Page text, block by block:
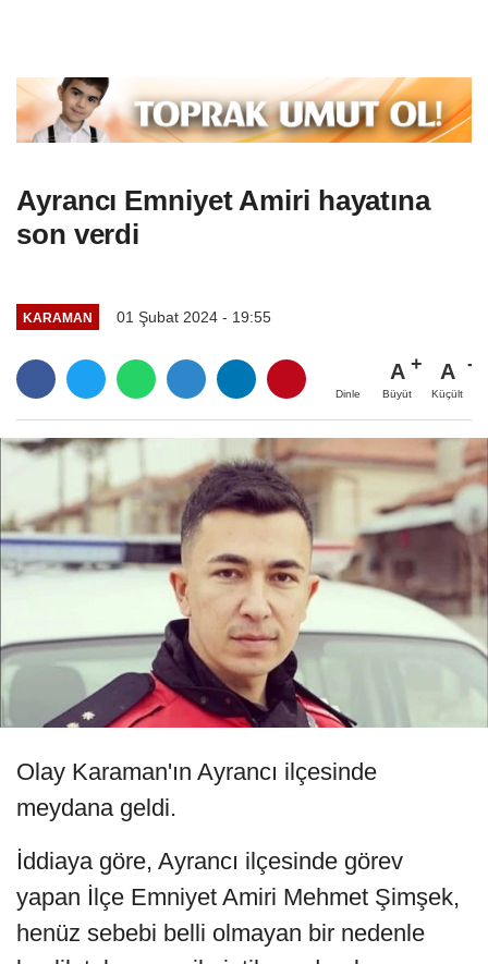
Ayrancı Emniyet Amiri hayatına
son verdi
KARAMAN 01 Şubat 2024 - 19:55
Dinle
A
Büyüt
A
Küçült
Olay Karaman'ın Ayrancı ilçesinde
meydana geldi.
İddiaya göre, Ayrancı ilçesinde görev
yapan İlçe Emniyet Amiri Mehmet Şimşek,
henüz sebebi belli olmayan bir nedenle